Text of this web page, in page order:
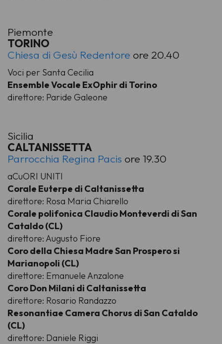
Piemonte
TORINO
Chiesa di Gesù Redentore ore 20.40
Voci per Santa Cecilia
Ensemble Vocale ExOphir di Torino
direttore: Paride Galeone
Sicilia
CALTANISSETTA
Parrocchia Regina Pacis ore 19.30
aCuORI UNITI
Corale Euterpe di Caltanissetta
direttore: Rosa Maria Chiarello
Corale polifonica Claudio Monteverdi di San
Cataldo (CL)
direttore: Augusto Fiore
Coro della Chiesa Madre San Prospero si
Marianopoli (CL)
direttore: Emanuele Anzalone
Coro Don Milani di Caltanissetta
direttore: Rosario Randazzo
Resonantiae Camera Chorus di San Cataldo
(CL)
direttore: Daniele Riggi